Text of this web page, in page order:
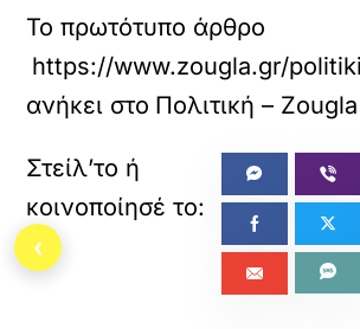
Το πρωτότυπο άρθρο
https://www.zougla.gr/
ανήκει στο Πολιτική – Zougla
‹